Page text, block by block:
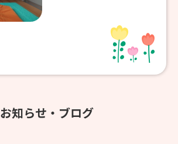
お知らせ・ブログ